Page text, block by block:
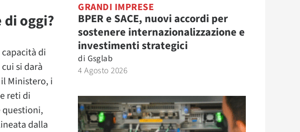
oggi?
di
si darà
Ministero, i
reti di
questioni,
dalla
GRANDI IMPRESE
BPER e SACE, nuovi accordi per
sostenere internazionalizzazione e
investimenti strategici
di Gsglab
4 Agosto 2026